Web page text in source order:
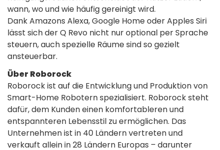
wann, wo und wie häufig gereinigt wird.
Dank Amazons Alexa, Google Home oder Apples Siri
lässt sich der Q Revo nicht nur optional per Sprache
steuern, auch spezielle Räume sind so gezielt
ansteuerbar.
Über Roborock
Roborock ist auf die Entwicklung und Produktion von
Smart-Home Robotern spezialisiert. Roborock steht
dafür, dem Kunden einen komfortableren und
entspannteren Lebensstil zu ermöglichen. Das
Unternehmen ist in 40 Ländern vertreten und
verkauft allein in 28 Ländern Europas – darunter